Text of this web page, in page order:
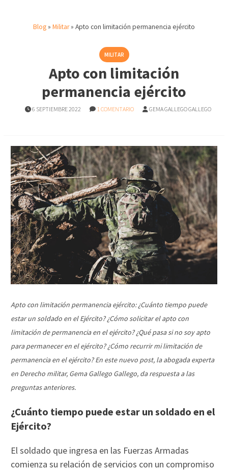
Blog» Militar» Apto con limitación permanencia ejército
MILITAR
Apto con limitación
permanencia ejército
6 SEPTIEMBRE 2022 1 COMENTARIO GEMA GALLEGO GALLEGO
Apto con limitación permanencia ejército: ¿Cuánto tiempo puede
estar un soldado en el Ejército? ¿Cómo solicitar el apto con
limitación de permanencia en el ejército? ¿Qué pasa si no soy apto
para permanecer en el ejército? ¿Cómo recurrir mi limitación de
permanencia en el ejército? En este nuevo post, la abogada experta
en Derecho militar, Gema Gallego Gallego, da respuesta a las
preguntas anteriores.
¿Cuánto tiempo puede estar un soldado en el
Ejército?
El soldado que ingresa en las Fuerzas Armadas
comienza su relación de servicios con un compromiso